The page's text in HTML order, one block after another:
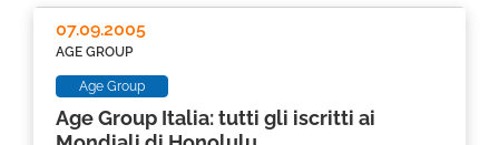
Age Group Italia: tutti gli iscritti ai
AGE GROUP
07.09.2005
Age Group